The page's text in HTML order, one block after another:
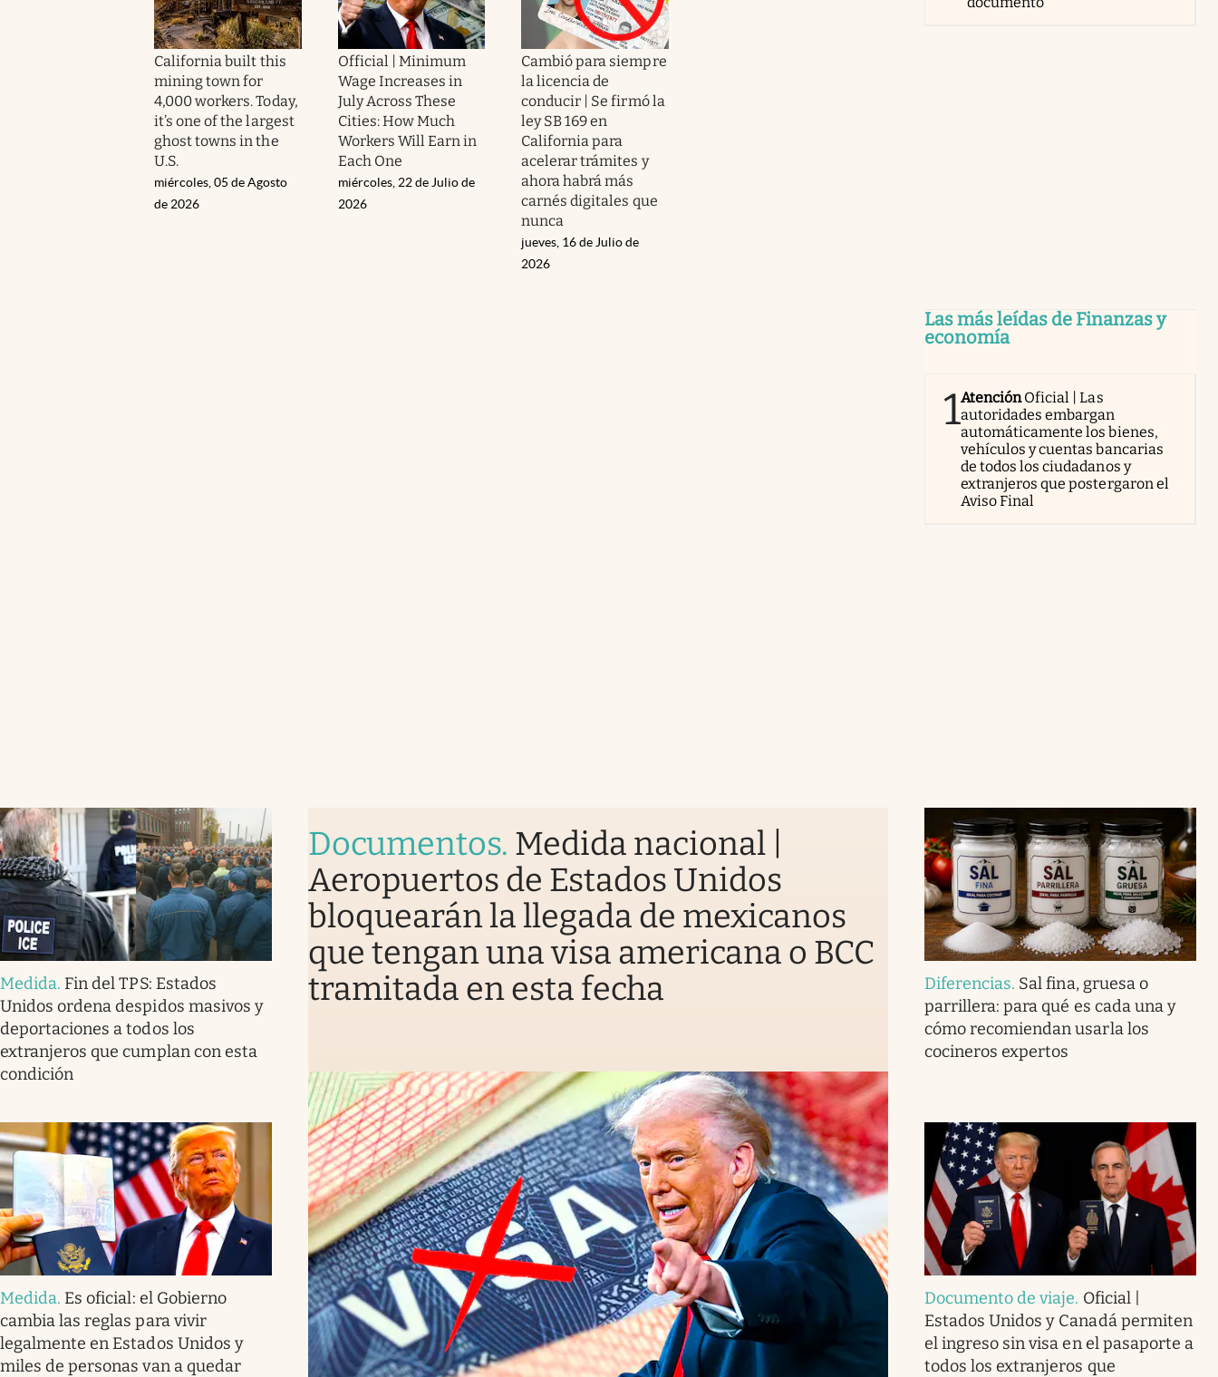
California built this
mining town for
4,000 workers. Today,
it’s one of the largest
ghost towns in the
U.S.
miércoles, 05 de Agosto
de 2026
Official | Minimum
Wage Increases in
July Across These
Cities: How Much
Workers Will Earn in
Each One
miércoles, 22 de Julio de
2026
Cambió para siempre
la licencia de
conducir | Se firmó la
ley SB 169 en
California para
acelerar trámites y
ahora habrá más
carnés digitales que
nunca
jueves, 16 de Julio de
2026
Las más leídas de Finanzas y
economía
1AtenciónOficial | Las
autoridades embargan
automáticamente los bienes,
vehículos y cuentas bancarias
de todos los ciudadanos y
extranjeros que postergaron el
Aviso Final
Medida. Fin del TPS: Estados
Unidos ordena despidos masivos y
deportaciones a todos los
extranjeros que cumplan con esta
condición
Documentos. Medida nacional |
Aeropuertos de Estados Unidos
bloquearán la llegada de mexicanos
que tengan una visa americana o BCC
tramitada en esta fecha
Diferencias. Sal fina, gruesa o
parrillera: para qué es cada una y
cómo recomiendan usarla los
cocineros expertos
Medida. Es oficial: el Gobierno
cambia las reglas para vivir
legalmente en Estados Unidos y
miles de personas van a quedar
Documento de viaje. Oficial |
Estados Unidos y Canadá permiten
el ingreso sin visa en el pasaporte a
todos los extranjeros que